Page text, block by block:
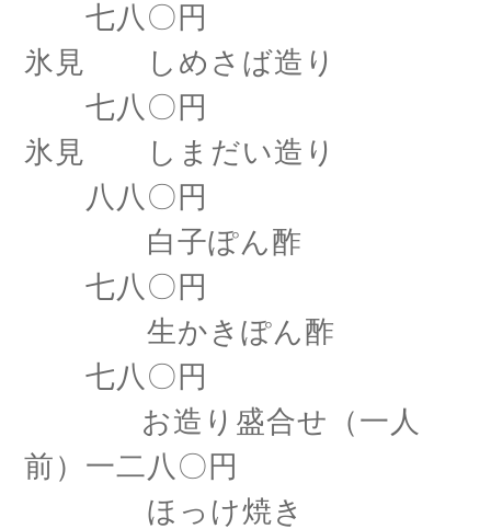
七八〇円
氷見 しめさば造り
七八〇円
氷見 しまだい造り
八八〇円
白子ぽん酢
七八〇円
生かきぽん酢
七八〇円
お造り盛合せ（一人
前）一二八〇円
ほっけ焼き